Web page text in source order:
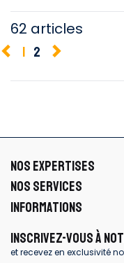
62 articles
1 2
NOS EXPERTISES
NOS SERVICES
INFORMATIONS
INSCRIVEZ-VOUS À
et recevez en exclusivité